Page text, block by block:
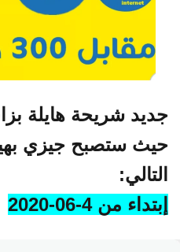
جديد شريحة هايلة
حيث ستصبح جيزي
التالي:
إبتداء من 4-06-2020